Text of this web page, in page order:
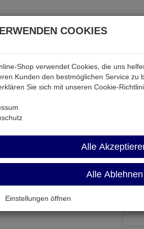
& Akkus Audio & Video
COOKIES
Shop verwendet Cookies, die uns
Kunden den bestmöglichen Service zu
Sie sich mit unseren Cookie-
Alle
Alle Ablehnen
Einstellungen öffnen